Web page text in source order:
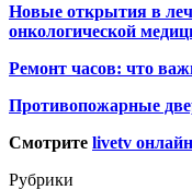
Новые открытия в
онкологической
Ремонт часов: что
Противопожарные
Смотрите livetv
Рубрики